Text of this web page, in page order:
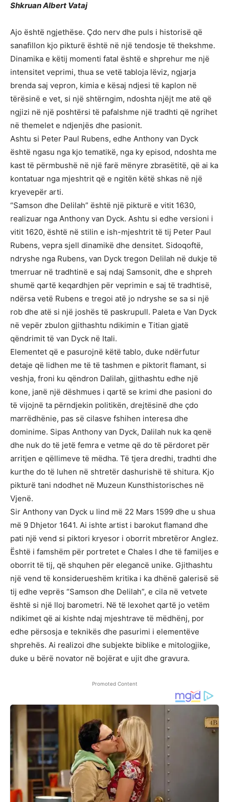
Shkruan Albert Vataj
Ajo është ngjethëse. Çdo nerv dhe puls i historisë që
sanafillon kjo pikturë është në një tendosje të thekshme.
Dinamika e këtij momenti fatal është e shprehur me një
intensitet veprimi, thua se vetë tabloja lëviz, ngjarja
brenda saj vepron, kimia e kësaj ndjesi të kaplon në
tërësinë e vet, si një shtërngim, ndoshta njëjt me atë që
ngjizi në një poshtërsi të pafalshme një tradhti që ngrihet
në themelet e ndjenjës dhe pasionit.
Ashtu si Peter Paul Rubens, edhe Anthony van Dyck
është ngasu nga kjo tematikë, nga ky episod, ndoshta me
kast të përmbushë në një farë mënyre zbrasëtitë, që ai ka
kontatuar nga mjeshtrit që e ngitën këtë shkas në një
kryevepër arti.
“Samson dhe Delilah” është një pikturë e vitit 1630,
realizuar nga Anthony van Dyck. Ashtu si edhe versioni i
vitit 1620, është në stilin e ish-mjeshtrit të tij Peter Paul
Rubens, vepra sjell dinamikë dhe densitet. Sidoqoftë,
ndryshe nga Rubens, van Dyck tregon Delilah në dukje të
tmerruar në tradhtinë e saj ndaj Samsonit, dhe e shpreh
shumë qartë keqardhjen për veprimin e saj të tradhtisë,
ndërsa vetë Rubens e tregoi atë jo ndryshe se sa si një
rob dhe atë si një joshës të paskrupull. Paleta e Van Dyck
në vepër zbulon gjithashtu ndikimin e Titian gjatë
qëndrimit të van Dyck në Itali.
Elementet që e pasurojnë këtë tablo, duke ndërfutur
detaje që lidhen me të të tashmen e piktorit flamant, si
veshja, froni ku qëndron Dalilah, gjithashtu edhe një
kone, janë një dëshmues i qartë se krimi dhe pasioni do
të vijojnë ta përndjekin politikën, drejtësinë dhe çdo
marrëdhënie, pas së cilasve fshihen interesa dhe
dominime. Sipas Anthony van Dyck, Dalilah nuk ka qenë
dhe nuk do të jetë femra e vetme që do të përdoret për
arritjen e qëllimeve të mëdha. Të tjera dredhi, tradhti dhe
kurthe do të luhen në shtretër dashurishë të shitura. Kjo
pikturë tani ndodhet në Muzeun Kunsthistorisches në
Vjenë.
Sir Anthony van Dyck u lind më 22 Mars 1599 dhe u shua
më 9 Dhjetor 1641. Ai ishte artist i barokut flamand dhe
pati një vend si piktori kryesor i oborrit mbretëror Anglez.
Është i famshëm për portretet e Chales I dhe të familjes e
oborrit të tij, që shquhen për elegancë unike. Gjithashtu
një vend të konsiderueshëm kritika i ka dhënë galerisë së
tij edhe veprës “Samson dhe Delilah”, e cila në vetvete
është si një lloj barometri. Në të lexohet qartë jo vetëm
ndikimet që ai kishte ndaj mjeshtrave të mëdhënj, por
edhe përsosja e teknikës dhe pasurimi i elementëve
shprehës. Ai realizoi dhe subjekte biblike e mitologjike,
duke u bërë novator në bojërat e ujit dhe gravura.
Promoted Content